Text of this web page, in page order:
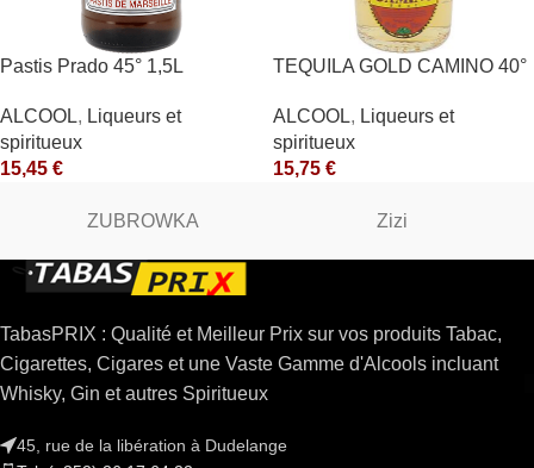
Pastis Prado 45° 1,5L
ALCOOL, Liqueurs et
spiritueux
15,45 €
TEQUILA GOLD CAMINO 40°
ALCOOL, Liqueurs et
spiritueux
15,75 €
ZUBROWKA Zizi
TabasPRIX : Qualité et Meilleur Prix sur vos produits Tabac,
Cigarettes, Cigares et une Vaste Gamme d'Alcools incluant
Whisky, Gin et autres Spiritueux
45, rue de la libération à Dudelange